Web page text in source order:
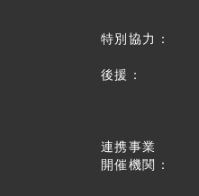
特別協力：
後援：
連携事業
開催機関：